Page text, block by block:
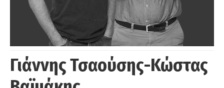
Γιάννης Τσαούσης-Κώστας